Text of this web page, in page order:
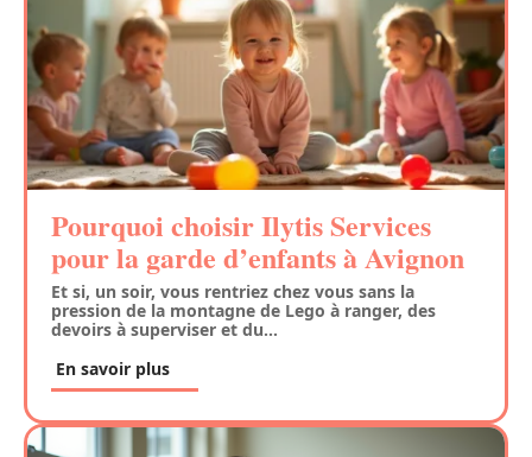
Pourquoi choisir Ilytis Services
pour la garde d’enfants à Avignon
Et si, un soir, vous rentriez chez vous sans la
pression de la montagne de Lego à ranger, des
devoirs à superviser et du…
En savoir plus